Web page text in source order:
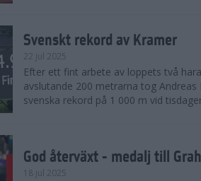
Svenskt rekord av Kramer
22 jul 2025
Efter ett fint arbete av loppets två
avslutande 200 metrarna tog
svenska rekord på 1 000 m vid
God återväxt - medalj till
18 jul 2025